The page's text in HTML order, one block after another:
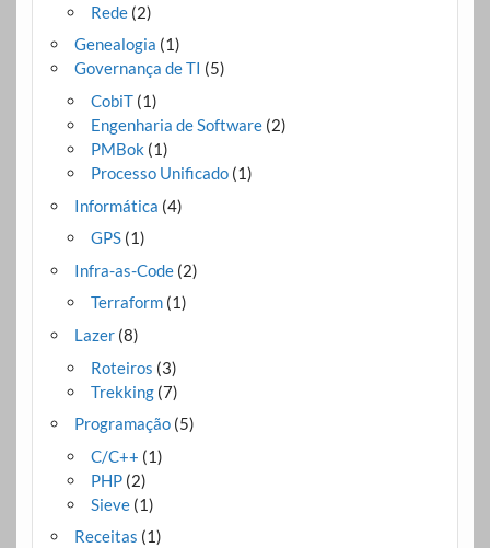
Rede(2)
Genealogia (1)
Governança de TI (5)
CobiT(1)
Engenharia de Software(2)
PMBok (1)
Processo Unificado(1)
Informática (4)
GPS(1)
Infra-as-Code(2)
Terraform(1)
Lazer(8)
Roteiros (3)
Trekking(7)
Programação(5)
C/C++ (1)
PHP(2)
Sieve(1)
Receitas (1)